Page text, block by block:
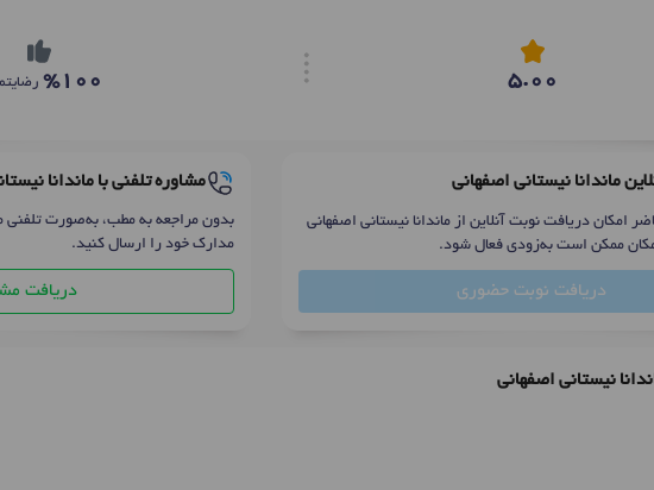
5.00
%100
ماندانا نیستانی اصفهانی
امکان دریافت نوبت آنلاین از ماندانا نیستانی اصفهانی
ممکن است به‌زودی فعال شود.
دریافت نوبت حضوری
مشاوره تلفنی با ماندانا
بدون مراجعه به مطب، به‌صورت تلفنی
مدارک خود را ارسال کنید.
دریافت
نیستانی اصفهانی